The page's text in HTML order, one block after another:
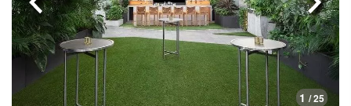
1 / 25
前へ 次へ